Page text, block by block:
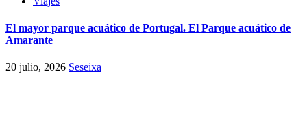
El mayor parque acuático de Portugal. El Parque acuático de
Amarante
20 julio, 2026 Seseixa